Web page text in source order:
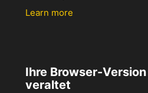
Learn more
Ihre Browser-
veraltet